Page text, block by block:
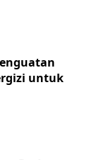
untuk